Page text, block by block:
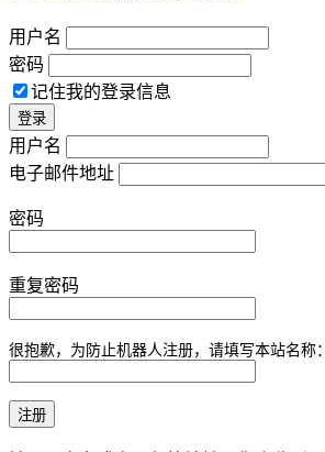
用户名
密码
记住我的登录信息
用户名
电子邮件地址
密码
重复密码
很抱歉，为防止机器人注册，请填写本站名称：